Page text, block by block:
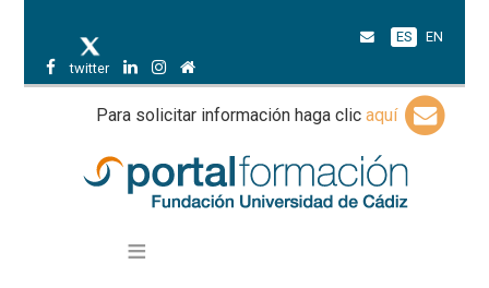
twitter
ES EN
Para solicitar información haga clic aquí